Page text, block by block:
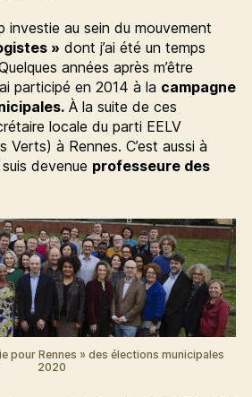
investie au sein du mouvement
» dont j’ai été un temps
années après m’être
participé en 2014 à la campagne
À la suite de ces
locale du parti EELV
Verts) à Rennes. C’est aussi à
devenue professeure des
pour Rennes » des élections municipales
2020